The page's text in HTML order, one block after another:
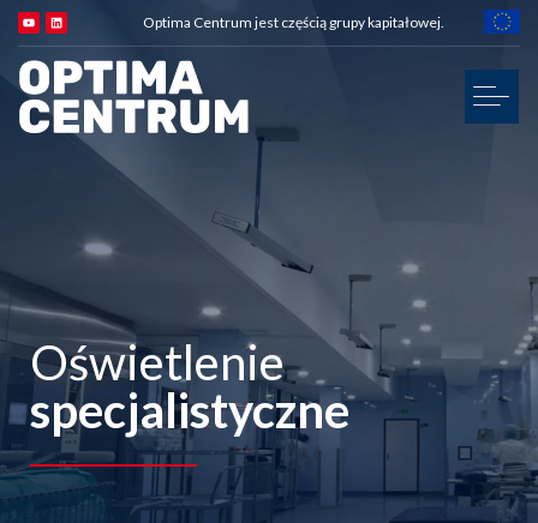
Optima Centrum jest częścią grupy kapitałowej.
Oświetlenie
specjalistyczne